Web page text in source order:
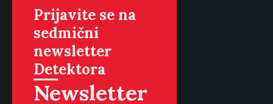
Prijavite se na
sedmični
newsletter
Detektora
Newsletter